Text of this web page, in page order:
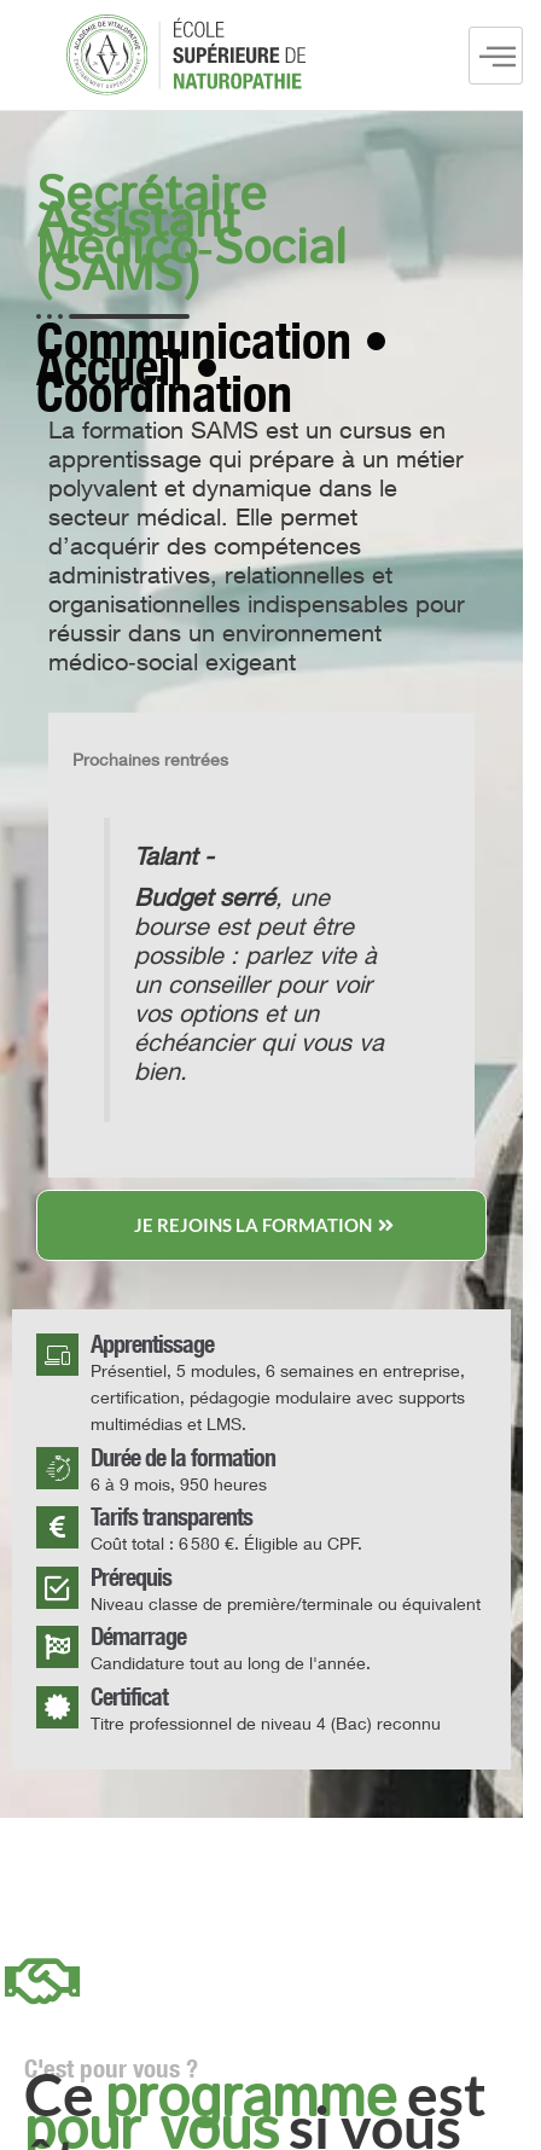
Secrétaire
Assistant
Médico‑Social
(SAMS)
Communication •
Accueil •
Coordination
La formation SAMS est un cursus en
apprentissage qui prépare à un métier
polyvalent et dynamique dans le
secteur médical. Elle permet
d’acquérir des compétences
administratives, relationnelles et
organisationnelles indispensables pour
réussir dans un environnement
médico‑social exigeant
Prochaines rentrées
Talant -
Budget serré, une
bourse est peut être
possible : parlez vite à
un conseiller pour voir
vos options et un
échéancier qui vous va
bien.
JE REJOINS LA FORMATION
Apprentissage
Présentiel, 5 modules, 6 semaines en entreprise,
certification, pédagogie modulaire avec supports
multimédias et LMS.
Durée de la formation
6 à 9 mois, 950 heures
Tarifs transparents
Coût total : 6 580 €. Éligible au CPF.
Prérequis
Niveau classe de première/terminale ou équivalent
Démarrage
Candidature tout au long de l'année.
Certificat
Titre professionnel de niveau 4 (Bac) reconnu
C'est pour vous ?
Ceprogrammeest
pour voussi vous